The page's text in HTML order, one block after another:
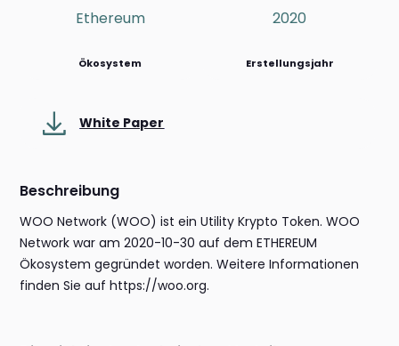
Ethereum
Ökosystem
2020
Erstellungsjahr
White Paper
Beschreibung
WOO Network (WOO) ist ein Utility Krypto Token. WOO
Network war am 2020-10-30 auf dem ETHEREUM
Ökosystem gegründet worden. Weitere Informationen
finden Sie auf https://woo.org.